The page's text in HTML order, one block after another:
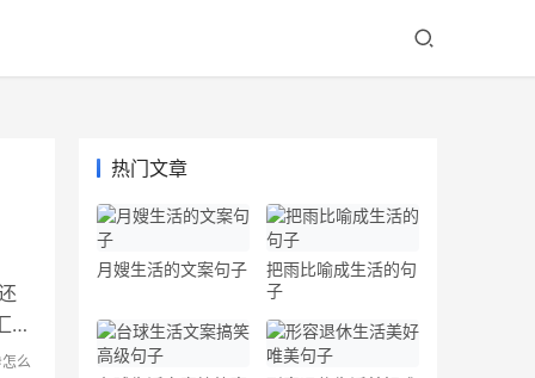
总
么
热门文章
月嫂生活的文案句子
把雨比喻成生活的句
子